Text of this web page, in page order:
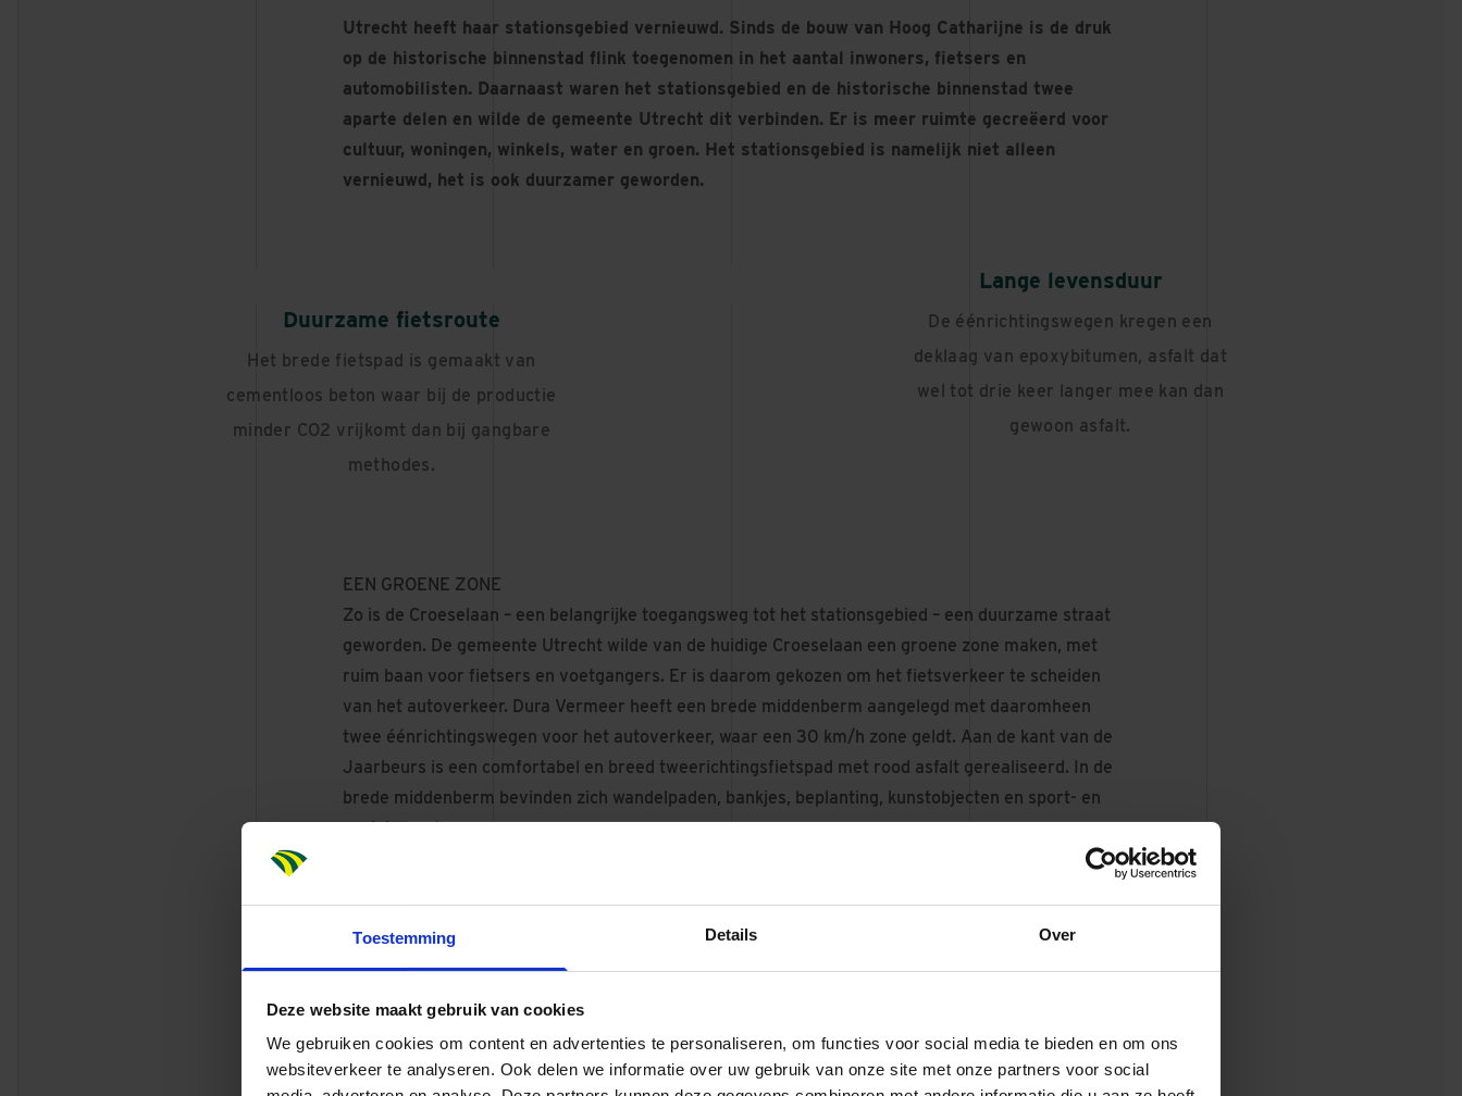
Toestemming Details Over
Deze website maakt gebruik van cookies
We gebruiken cookies om content en advertenties te personaliseren, om functies voor social media te bieden en om ons
websiteverkeer te analyseren. Ook delen we informatie over uw gebruik van onze site met onze partners voor social
Utrecht heeft haar stationsgebied vernieuwd. Sinds de bouw van Hoog Catharijne is de druk
op de historische binnenstad flink toegenomen in het aantal inwoners, fietsers en
automobilisten. Daarnaast waren het stationsgebied en de historische binnenstad twee
aparte delen en wilde de gemeente Utrecht dit verbinden. Er is meer ruimte gecreëerd voor
cultuur, woningen, winkels, water en groen. Het stationsgebied is namelijk niet alleen
vernieuwd, het is ook duurzamer geworden.
Duurzame fietsroute
Het brede fietspad is gemaakt van
cementloos beton waar bij de productie
minder CO2 vrijkomt dan bij gangbare
methodes.
Lange levensduur
De éénrichtingswegen kregen een
deklaag van epoxybitumen, asfalt dat
wel tot drie keer langer mee kan dan
gewoon asfalt.
EEN GROENE ZONE
Zo is de Croeselaan – een belangrijke toegangsweg tot het stationsgebied – een duurzame straat
geworden. De gemeente Utrecht wilde van de huidige Croeselaan een groene zone maken, met
ruim baan voor fietsers en voetgangers. Er is daarom gekozen om het fietsverkeer te scheiden
van het autoverkeer. Dura Vermeer heeft een brede middenberm aangelegd met daaromheen
twee éénrichtingswegen voor het autoverkeer, waar een 30 km/h zone geldt. Aan de kant van de
Jaarbeurs is een comfortabel en breed tweerichtingsfietspad met rood asfalt gerealiseerd. In de
brede middenberm bevinden zich wandelpaden, bankjes, beplanting, kunstobjecten en sport- en
spelelementen.
Jaarbeurs en het Beatrixtheater zijn in het vizier en er zitten diverse restaurants in de
gehad met de verschillende stakeholders om hen op de hoogte te houden van de werkzaamheden
en hen daarin te betrekken.